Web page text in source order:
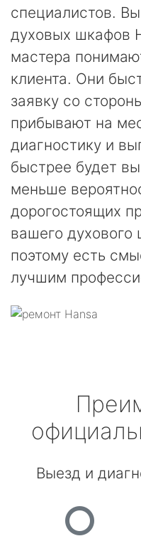
специалистов.
духовых шкафов
мастера
клиента. Они
заявку со
прибывают на
диагностику и
быстрее будет
меньше
дорогостоящих
вашего
поэтому есть
лучшим
Выезд и